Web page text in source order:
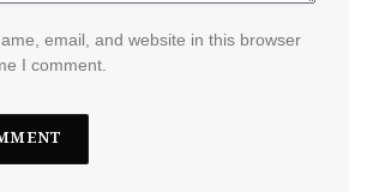
email, and website in this browser
I comment.